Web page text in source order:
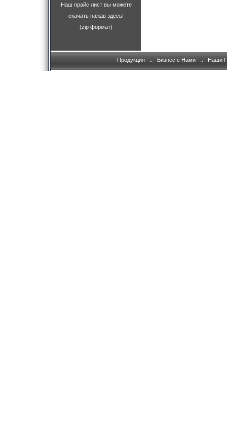
Наш прайс лист вы можете
скачать нажав здесь!
(zip формат)
Продукция :: Бизнес с Нами :: Наши